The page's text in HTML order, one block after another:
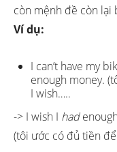
còn mệnh đề còn lại
Ví dụ:
I can’t have my
enough money.
I wish…..
-> I wish I had
(tôi ước có đủ tiền